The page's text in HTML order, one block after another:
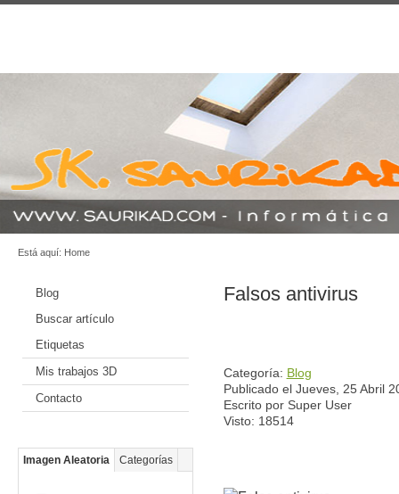
Está aquí: Home
Blog
Buscar artículo
Etiquetas
Mis trabajos 3D
Contacto
Imagen Aleatoria Categorías
Falsos antivirus
Categoría: Blog
Publicado el Jueves, 25 Abril
Escrito por Super User
Visto: 18514